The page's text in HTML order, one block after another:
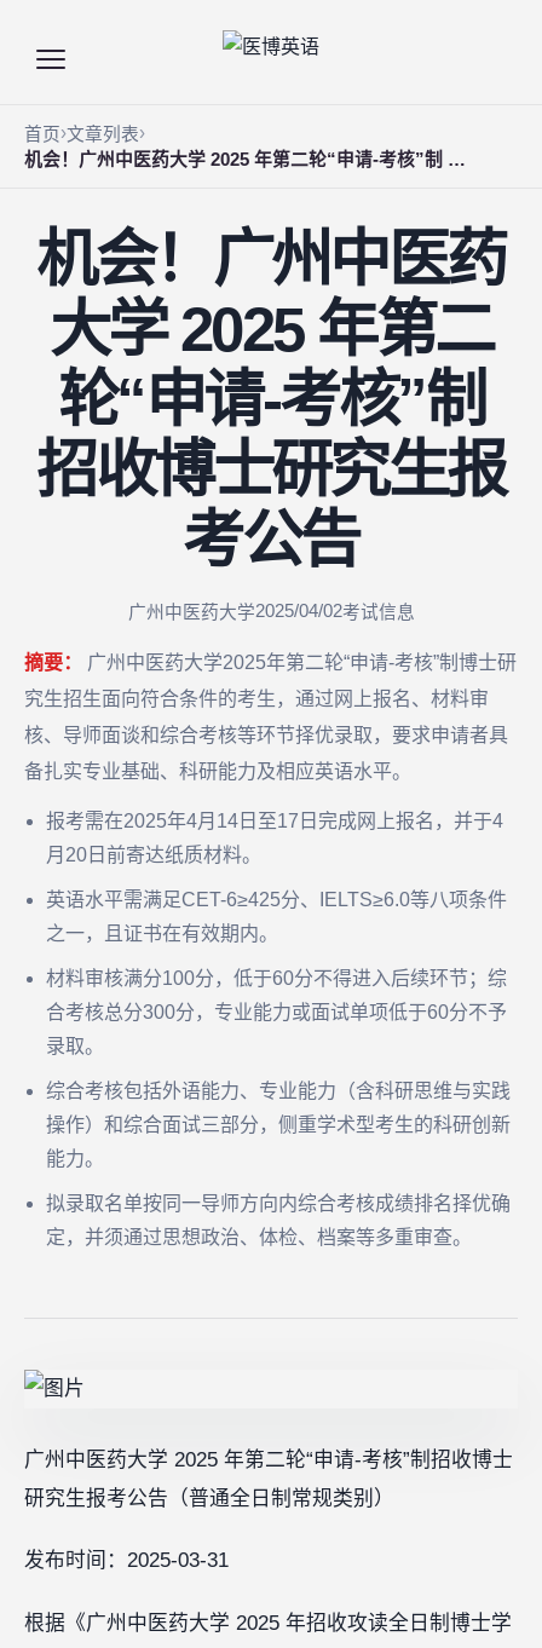
首页 文章列表
机会！广州中医药大学 2025 年第二轮“申请-考核”制 招收博士研究生报考公告
机会！广州中医药
大学 2025 年第二
轮“申请-考核”制
招收博士研究生报
考公告
广州中医药大学2025/04/02考试信息
摘要：
广州中医药大学2025年第二轮“申请-考核”制博士研
究生招生面向符合条件的考生，通过网上报名、材料审
核、导师面谈和综合考核等环节择优录取，要求申请者具
备扎实专业基础、科研能力及相应英语水平。
报考需在2025年4月14日至17日完成网上报名，并于4
月20日前寄达纸质材料。
英语水平需满足CET-6≥425分、IELTS≥6.0等八项条件
之一，且证书在有效期内。
材料审核满分100分，低于60分不得进入后续环节；综
合考核总分300分，专业能力或面试单项低于60分不予
录取。
综合考核包括外语能力、专业能力（含科研思维与实践
操作）和综合面试三部分，侧重学术型考生的科研创新
能力。
拟录取名单按同一导师方向内综合考核成绩排名择优确
定，并须通过思想政治、体检、档案等多重审查。
广州中医药大学 2025 年第二轮“申请-考核”制招收博士
研究生报考公告（普通全日制常规类别）
发布时间：2025-03-31
根据《广州中医药大学 2025 年招收攻读全日制博士学